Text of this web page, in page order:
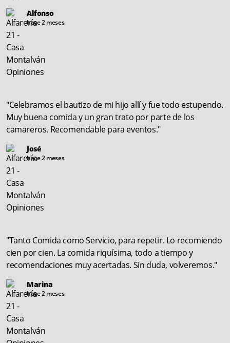
Alfonso
hace 2 meses
"Celebramos el bautizo de mi hijo allí y fue todo estupendo.
Muy buena comida y un gran trato por parte de los
camareros. Recomendable para eventos."
José
hace 2 meses
"Tanto Comida como Servicio, para repetir. Lo recomiendo
cien por cien. La comida riquísima, todo a tiempo y
recomendaciones muy acertadas. Sin duda, volveremos."
Marina
hace 2 meses